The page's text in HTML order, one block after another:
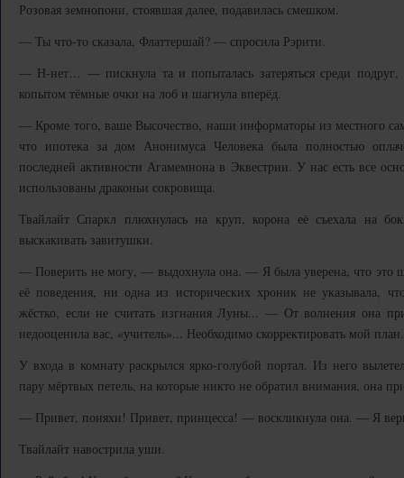
Розовая земнопони, стоявшая далее, подавилась смешком.
— Ты что-то сказала, Флаттершай? — спросила Рэрити.
— Н-нет… — пискнула та и попыталась затеряться среди
копытом тёмные очки на лоб и шагнула вперёд.
— Кроме того, ваше Высочество, наши информаторы из местного
что ипотека за дом Анонимуса Человека была полностью
последней активности Агамемнона в Эквестрии. У нас есть все
использованы драконьи сокровища.
Твайлайт Спаркл плюхнулась на круп, корона её съехала на
выскакивать завитушки.
— Поверить не могу, — выдохнула она. — Я была уверена, что это
её поведения, ни одна из исторических хроник не указывала,
жёстко, если не считать изгнания Луны... — От волнения она
недооценила вас, «учитель»... Необходимо скорректировать мой
У входа в комнату раскрылся ярко-голубой портал. Из него
пару мёртвых петель, на которые никто не обратил внимания, она
— Привет, поняхи! Привет, принцесса! — воскликнула она. — Я
Твайлайт навострила уши.